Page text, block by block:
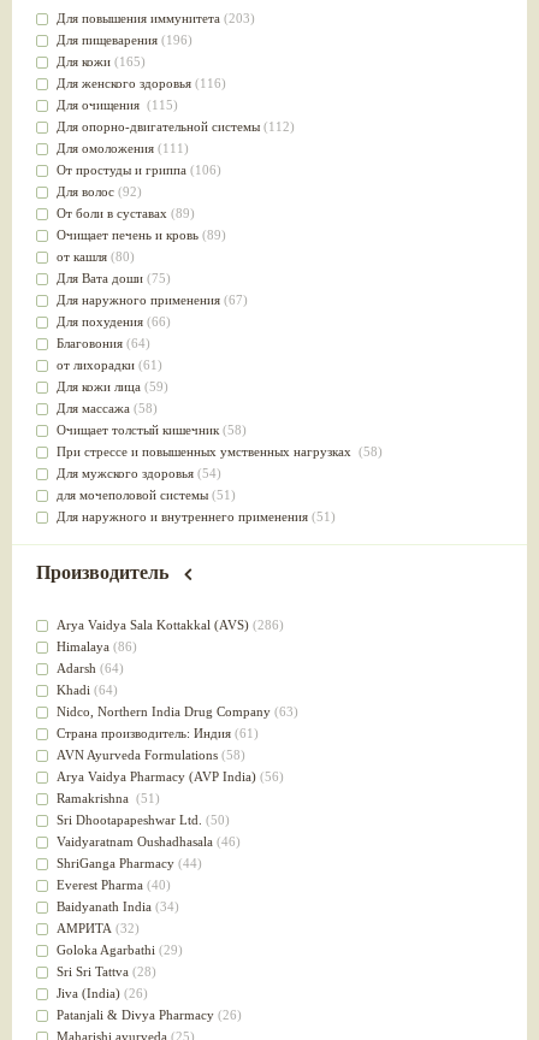
Для повышения иммунитета (203)
Для пищеварения (196)
Для кожи (165)
Для женского здоровья (116)
Для очищения (115)
Для опорно-двигательной системы (112)
Для омоложения (111)
От простуды и гриппа (106)
Для волос (92)
От боли в суставах (89)
Очищает печень и кровь (89)
от кашля (80)
Для Вата доши (75)
Для наружного применения (67)
Для похудения (66)
Благовония (64)
от лихорадки (61)
Для кожи лица (59)
Для массажа (58)
Очищает толстый кишечник(58)
При стрессе и повышенных умственных нагрузках (58)
Для мужского здоровья (54)
для мочеполовой системы (51)
Для наружного и внутреннего применения (51)
Для стабилизации деятельности ЦНС
Лечит опухоли и отеки(46)
Для медитации
выводит токсины
Для здоровья печени
Для тела(39)
для очищения крови(38)
При диабете(38)
Антиоксидант(37)
Для Капха(Кафа) доши
От паразитов(37)
При расстройстве желудка (36)
Успокоительное(36)
Для глаз(34)
от геморроя(34)
Противовоспалительное
Для Питта доши(32)
Для сердца(32)
Для сосудов головного мозга
Для полости рта(32)
Дефицит железа(31)
Производитель
Arya Vaidya Sala Kottakkal (AVS) (286)
Himalaya (86)
Adarsh (64)
Khadi (64)
Nidсo, Northern India Drug Company (63)
Страна производитель: Индия (61)
AVN Ayurveda Formulations (58)
Arya Vaidya Pharmacy (AVP India) (56)
Ramakrishna (51)
Sri Dhootapapeshwar Ltd. (50)
Vaidyaratnam Oushadhasala (46)
ShriGanga Pharmacy (44)
Everest Pharma (40)
Baidyanath India (34)
АМРИТА (32)
Goloka Agarbathi (29)
Sri Sri Tattva (28)
Jiva (India) (26)
Patanjali & Divya Pharmacy (26)
Maharishi ayurveda (25)